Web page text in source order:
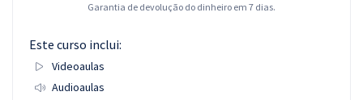
Garantia de devolução do dinheiro em 7 dias.
Este curso inclui:
Videoaulas
Audioaulas